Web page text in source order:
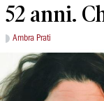
52 anni.
Ambra Prati